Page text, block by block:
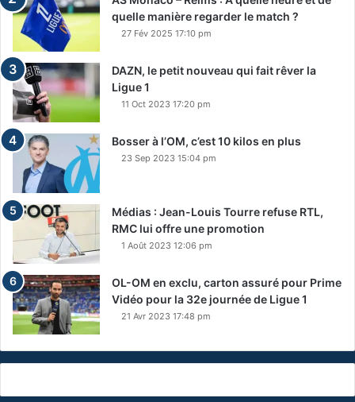
quelle manière regarder le match ?
27 Fév 2025 17:10 pm
DAZN, le petit nouveau qui fait rêver la
Ligue 1
11 Oct 2023 17:20 pm
Bosser à l’OM, c’est 10 kilos en plus
23 Sep 2023 15:04 pm
Médias : Jean-Louis Tourre refuse RTL,
RMC lui offre une promotion
1 Août 2023 12:06 pm
OL-OM en exclu, carton assuré pour Prime
Vidéo pour la 32e journée de Ligue 1
21 Avr 2023 17:48 pm